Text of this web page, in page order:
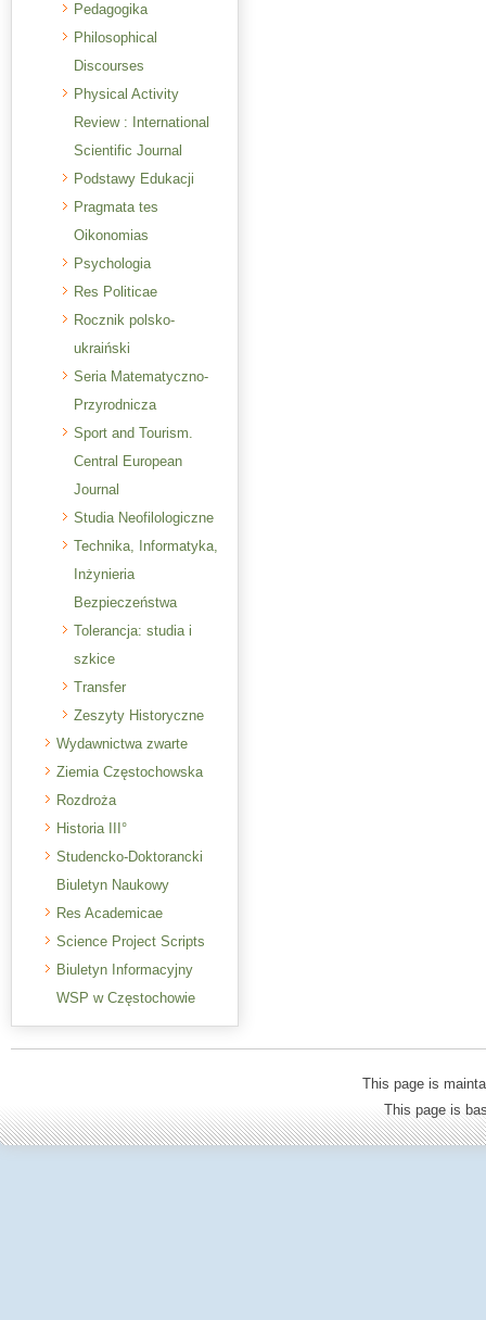
Pedagogika
Philosophical
Discourses
Physical Activity
Review : International
Scientific Journal
Podstawy Edukacji
Pragmata tes
Oikonomias
Psychologia
Res Politicae
Rocznik polsko-
ukraiński
Seria Matematyczno-
Przyrodnicza
Sport and Tourism.
Central European
Journal
Studia Neofilologiczne
Technika, Informatyka,
Inżynieria
Bezpieczeństwa
Tolerancja: studia i
szkice
Transfer
Zeszyty Historyczne
Wydawnictwa zwarte
Ziemia Częstochowska
Rozdroża
Historia III°
Studencko-Doktorancki
Biuletyn Naukowy
Res Academicae
Science Project Scripts
Biuletyn Informacyjny
WSP w Częstochowie
This page is
This page is